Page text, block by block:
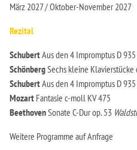
März 2027 / Oktober-November 2027
Rezital
SchubertAus den 4 Impromptus D
SchönbergSechs kleine Klavierstücke
SchubertAus den 4 Impromptus D
Mozart Fantasie c-moll KV 475
BeethovenSonate C-Dur op. 53
Weitere Programme auf Anfrage